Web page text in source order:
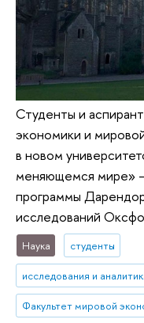
Студенты и
экономики и
в новом
меняющемся мире»
программы
исследований
Наука студенты
исследования и